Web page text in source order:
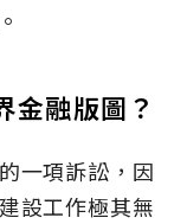
金融版圖？
一項訴訟，因
設工作極其無